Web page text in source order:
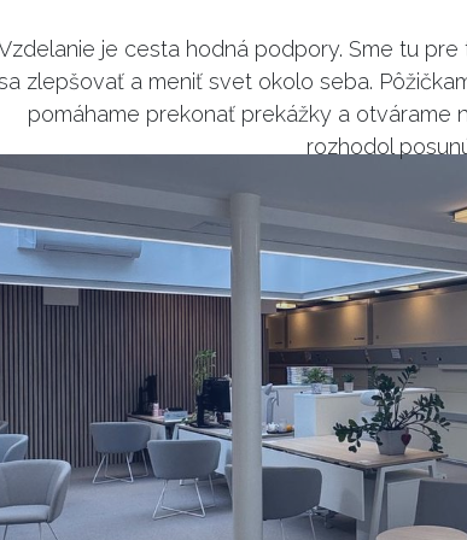
je cesta hodná podpory. Sme tu
zlepšovať a meniť svet okolo seba.
pomáhame prekonať prekážky a otvárame
rozhodol